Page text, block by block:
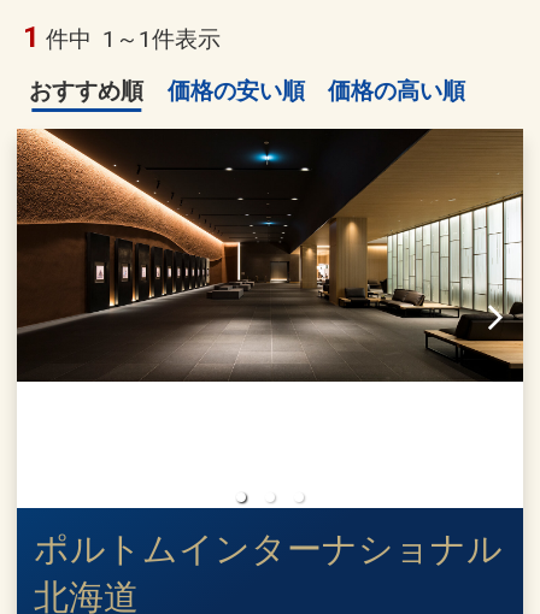
1 件中 1～1件表示
おすすめ順
価格の安い順 価格の高い順
ポルトムインターナショナル
北海道